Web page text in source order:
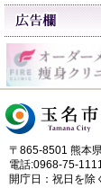
〒865-8501 熊本
電話:0968-75-
開庁日：祝日を除